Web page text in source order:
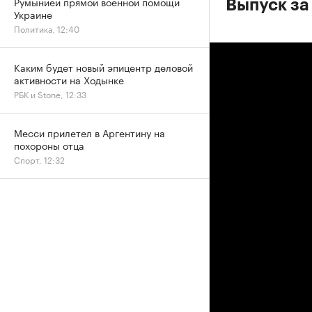
Выпуск
Украине
Политика, 12:40
Каким будет новый эпицентр деловой
активности на Ходынке
РБК и Stone, 12:33
Месси прилетел в Аргентину на
похороны отца
Спорт, 12:32